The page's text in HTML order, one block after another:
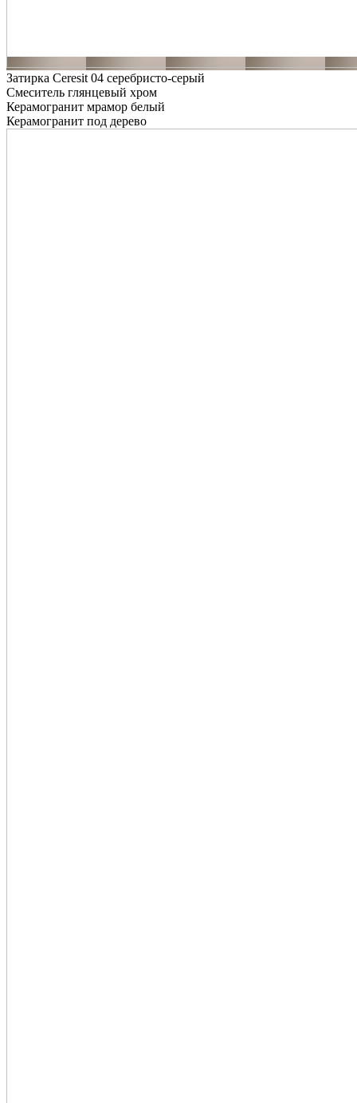
Затирка Ceresit 04 серебристо-серый
Смеситель глянцевый хром
Керамогранит мрамор белый
Керамогранит под дерево